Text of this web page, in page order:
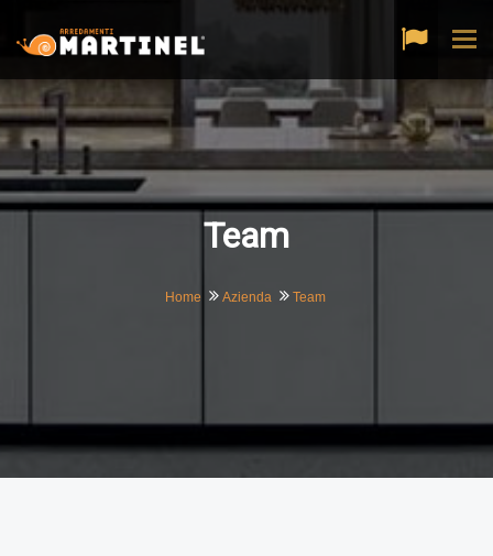
Team
Home Azienda Team